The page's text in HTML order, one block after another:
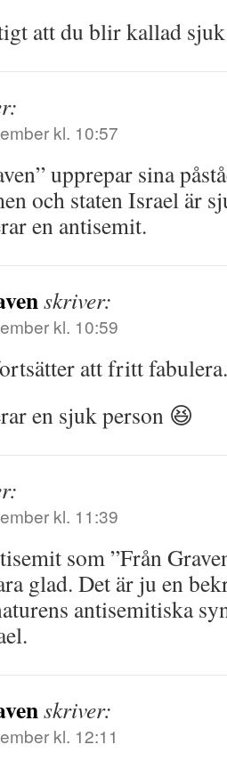
att du blir kallad
kl. 10:57
upprepar sina
och staten Israel är
en antisemit.
skriver:
kl. 10:59
att fritt fabulera.
en sjuk person 😆
kl. 11:39
som ”Från
glad. Det är ju en
antisemitiska
skriver:
kl. 12:11